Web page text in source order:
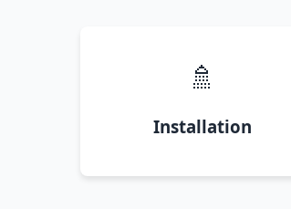
🚿
Installation